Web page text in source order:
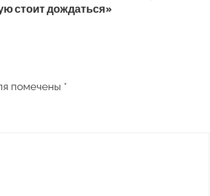
стоит дождаться»
помечены *